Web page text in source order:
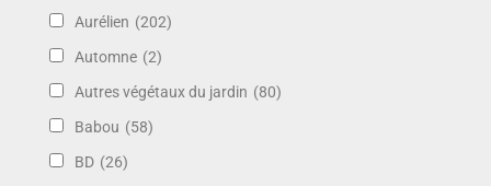
Aurélien (202)
Automne (2)
Autres végétaux du jardin (80)
Babou (58)
BD (26)